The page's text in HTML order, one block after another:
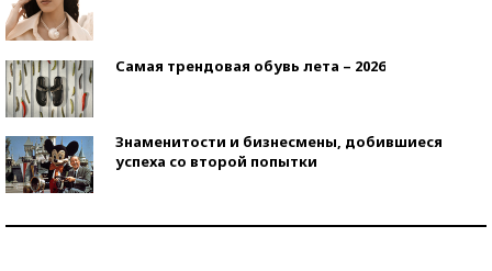
Самая трендовая обувь лета – 2026
Знаменитости и бизнесмены, добившиеся
успеха со второй попытки